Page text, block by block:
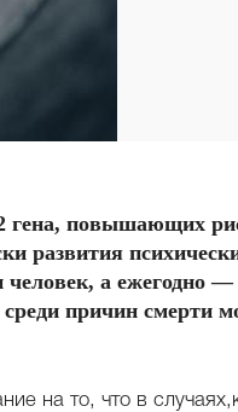
гена, повышающих
развития
а ежегодно —
причин смерти
на то, что в